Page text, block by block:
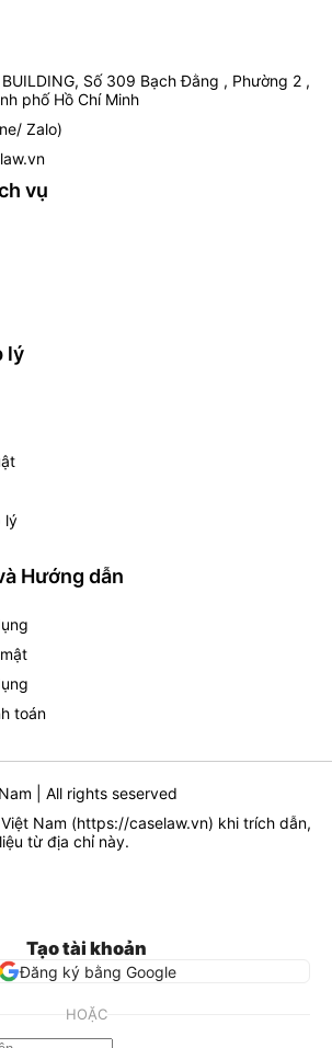
Số 309 Bạch Đằng , Phường 2 ,
phố Hồ Chí Minh
Zalo)
vụ
lý
lý
Hướng dẫn
toán
| All rights seserved
Nam (https://caselaw.vn) khi trích dẫn,
từ địa chỉ này.
Tạo tài khoản
Đăng ký bằng Google
HOẶC